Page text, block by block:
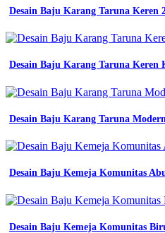
Desain Baju Karang Taruna Keren
Desain Baju Karang Taruna Keren
Desain Baju Karang Taruna Modern
Desain Baju Kemeja Komunitas
Desain Baju Kemeja Komunitas